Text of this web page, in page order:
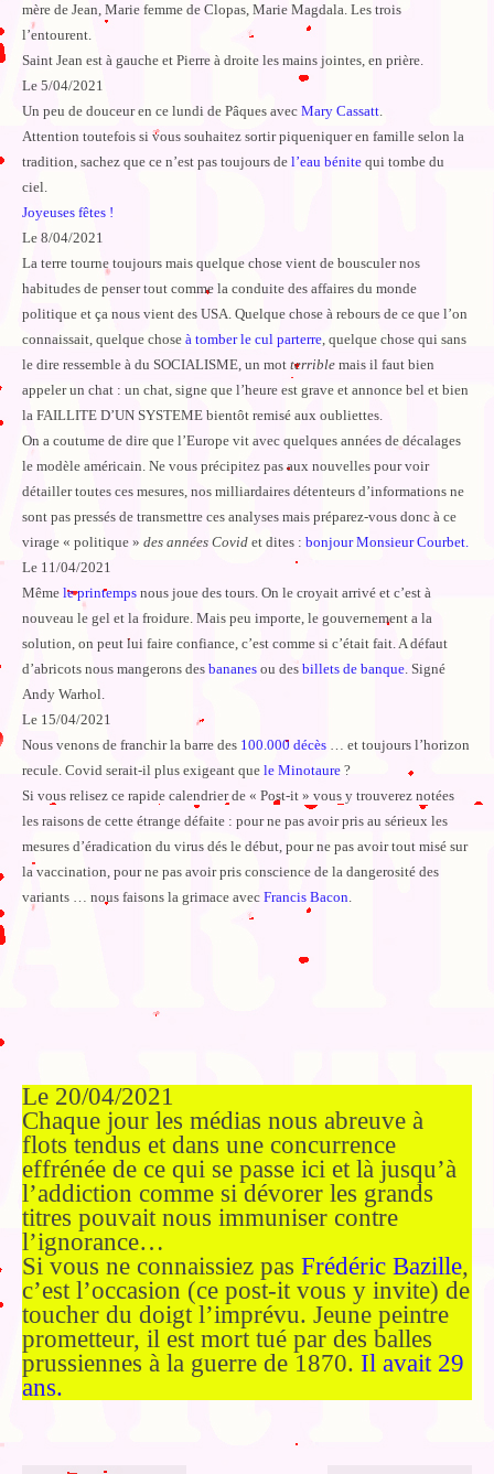
mère de Jean, Marie femme de Clopas, Marie Magdala. Les trois
l’entourent.
Saint Jean est à gauche et Pierre à droite les mains jointes, en prière.
Le 5/04/2021
Un peu de douceur en ce lundi de Pâques avec Mary Cassatt.
Attention toutefois si vous souhaitez sortir piqueniquer en famille selon la
tradition, sachez que ce n’est pas toujours de l’eau bénite qui tombe du
ciel.
Joyeuses fêtes !
Le 8/04/2021
La terre tourne toujours mais quelque chose vient de bousculer nos
habitudes de penser tout comme la conduite des affaires du monde
politique et ça nous vient des USA. Quelque chose à rebours de ce que l’on
connaissait, quelque chose à tomber le cul parterre, quelque chose qui sans
le dire ressemble à du SOCIALISME, un mot terrible mais il faut bien
appeler un chat : un chat, signe que l’heure est grave et annonce bel et bien
la FAILLITE D’UN SYSTEME bientôt remisé aux oubliettes.
On a coutume de dire que l’Europe vit avec quelques années de décalages
le modèle américain. Ne vous précipitez pas aux nouvelles pour voir
détailler toutes ces mesures, nos milliardaires détenteurs d’informations ne
sont pas pressés de transmettre ces analyses mais préparez-vous donc à ce
virage « politique » des années Covid et dites : bonjour Monsieur Courbet.
Le 11/04/2021
Même le printemps nous joue des tours. On le croyait arrivé et c’est à
nouveau le gel et la froidure. Mais peu importe, le gouvernement a la
solution, on peut lui faire confiance, c’est comme si c’était fait. A défaut
d’abricots nous mangerons des bananes ou des billets de banque. Signé
Andy Warhol.
Le 15/04/2021
Nous venons de franchir la barre des 100.000 décès … et toujours l’horizon
recule. Covid serait-il plus exigeant que le Minotaure ?
Si vous relisez ce rapide calendrier de « Post-it » vous y trouverez notées
les raisons de cette étrange défaite : pour ne pas avoir pris au sérieux les
mesures d’éradication du virus dés le début, pour ne pas avoir tout misé sur
la vaccination, pour ne pas avoir pris conscience de la dangerosité des
variants … nous faisons la grimace avec Francis Bacon.
Le 20/04/2021
Chaque jour les médias nous abreuve à
flots tendus et dans une concurrence
effrénée de ce qui se passe ici et là jusqu’à
l’addiction comme si dévorer les grands
titres pouvait nous immuniser contre
l’ignorance…
Si vous ne connaissiez pas Frédéric Bazille,
c’est l’occasion (ce post-it vous y invite) de
toucher du doigt l’imprévu. Jeune peintre
prometteur, il est mort tué par des balles
prussiennes à la guerre de 1870. Il avait 29
ans.